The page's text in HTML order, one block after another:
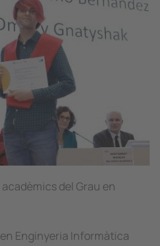
del Grau en
Enginyeria Informàtica